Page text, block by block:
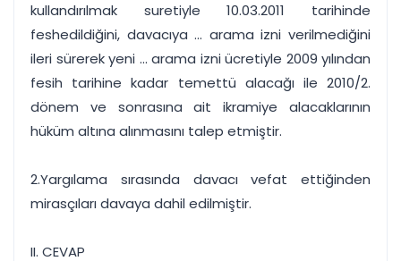
kullandırılmak suretiyle 10.03.2011 tarihinde
feshedildiğini, davacıya ... arama izni verilmediğini
ileri sürerek yeni ... arama izni ücretiyle 2009 yılından
fesih tarihine kadar temettü alacağı ile 2010/2.
dönem ve sonrasına ait ikramiye alacaklarının
hüküm altına alınmasını talep etmiştir.
2.Yargılama sırasında davacı vefat ettiğinden
mirasçıları davaya dahil edilmiştir.
II. CEVAP